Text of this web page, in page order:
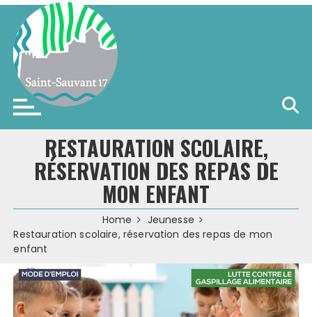
Skip
content
Saint-Sauvant (17)
RESTAURATION SCOLAIRE,
RÉSERVATION DES REPAS DE
MON ENFANT
Home
Jeunesse
Restauration scolaire, réservation des repas de mon
enfant